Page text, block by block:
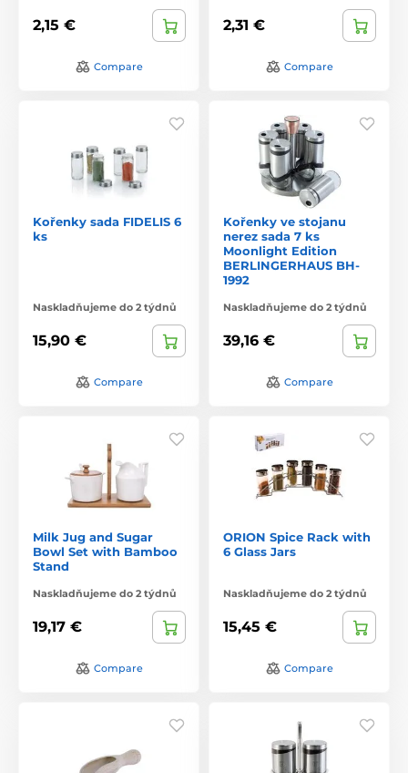
2,15 €
Compare
2,31 €
Compare
Kořenky sada FIDELIS 6
ks
Naskladňujeme do 2 týdnů
15,90 €
Compare
Kořenky ve stojanu
nerez sada 7 ks
Moonlight Edition
BERLINGERHAUS BH-
1992
Naskladňujeme do 2 týdnů
39,16 €
Compare
Milk Jug and Sugar
Bowl Set with Bamboo
Stand
Naskladňujeme do 2 týdnů
19,17 €
Compare
ORION Spice Rack with
6 Glass Jars
Naskladňujeme do 2 týdnů
15,45 €
Compare